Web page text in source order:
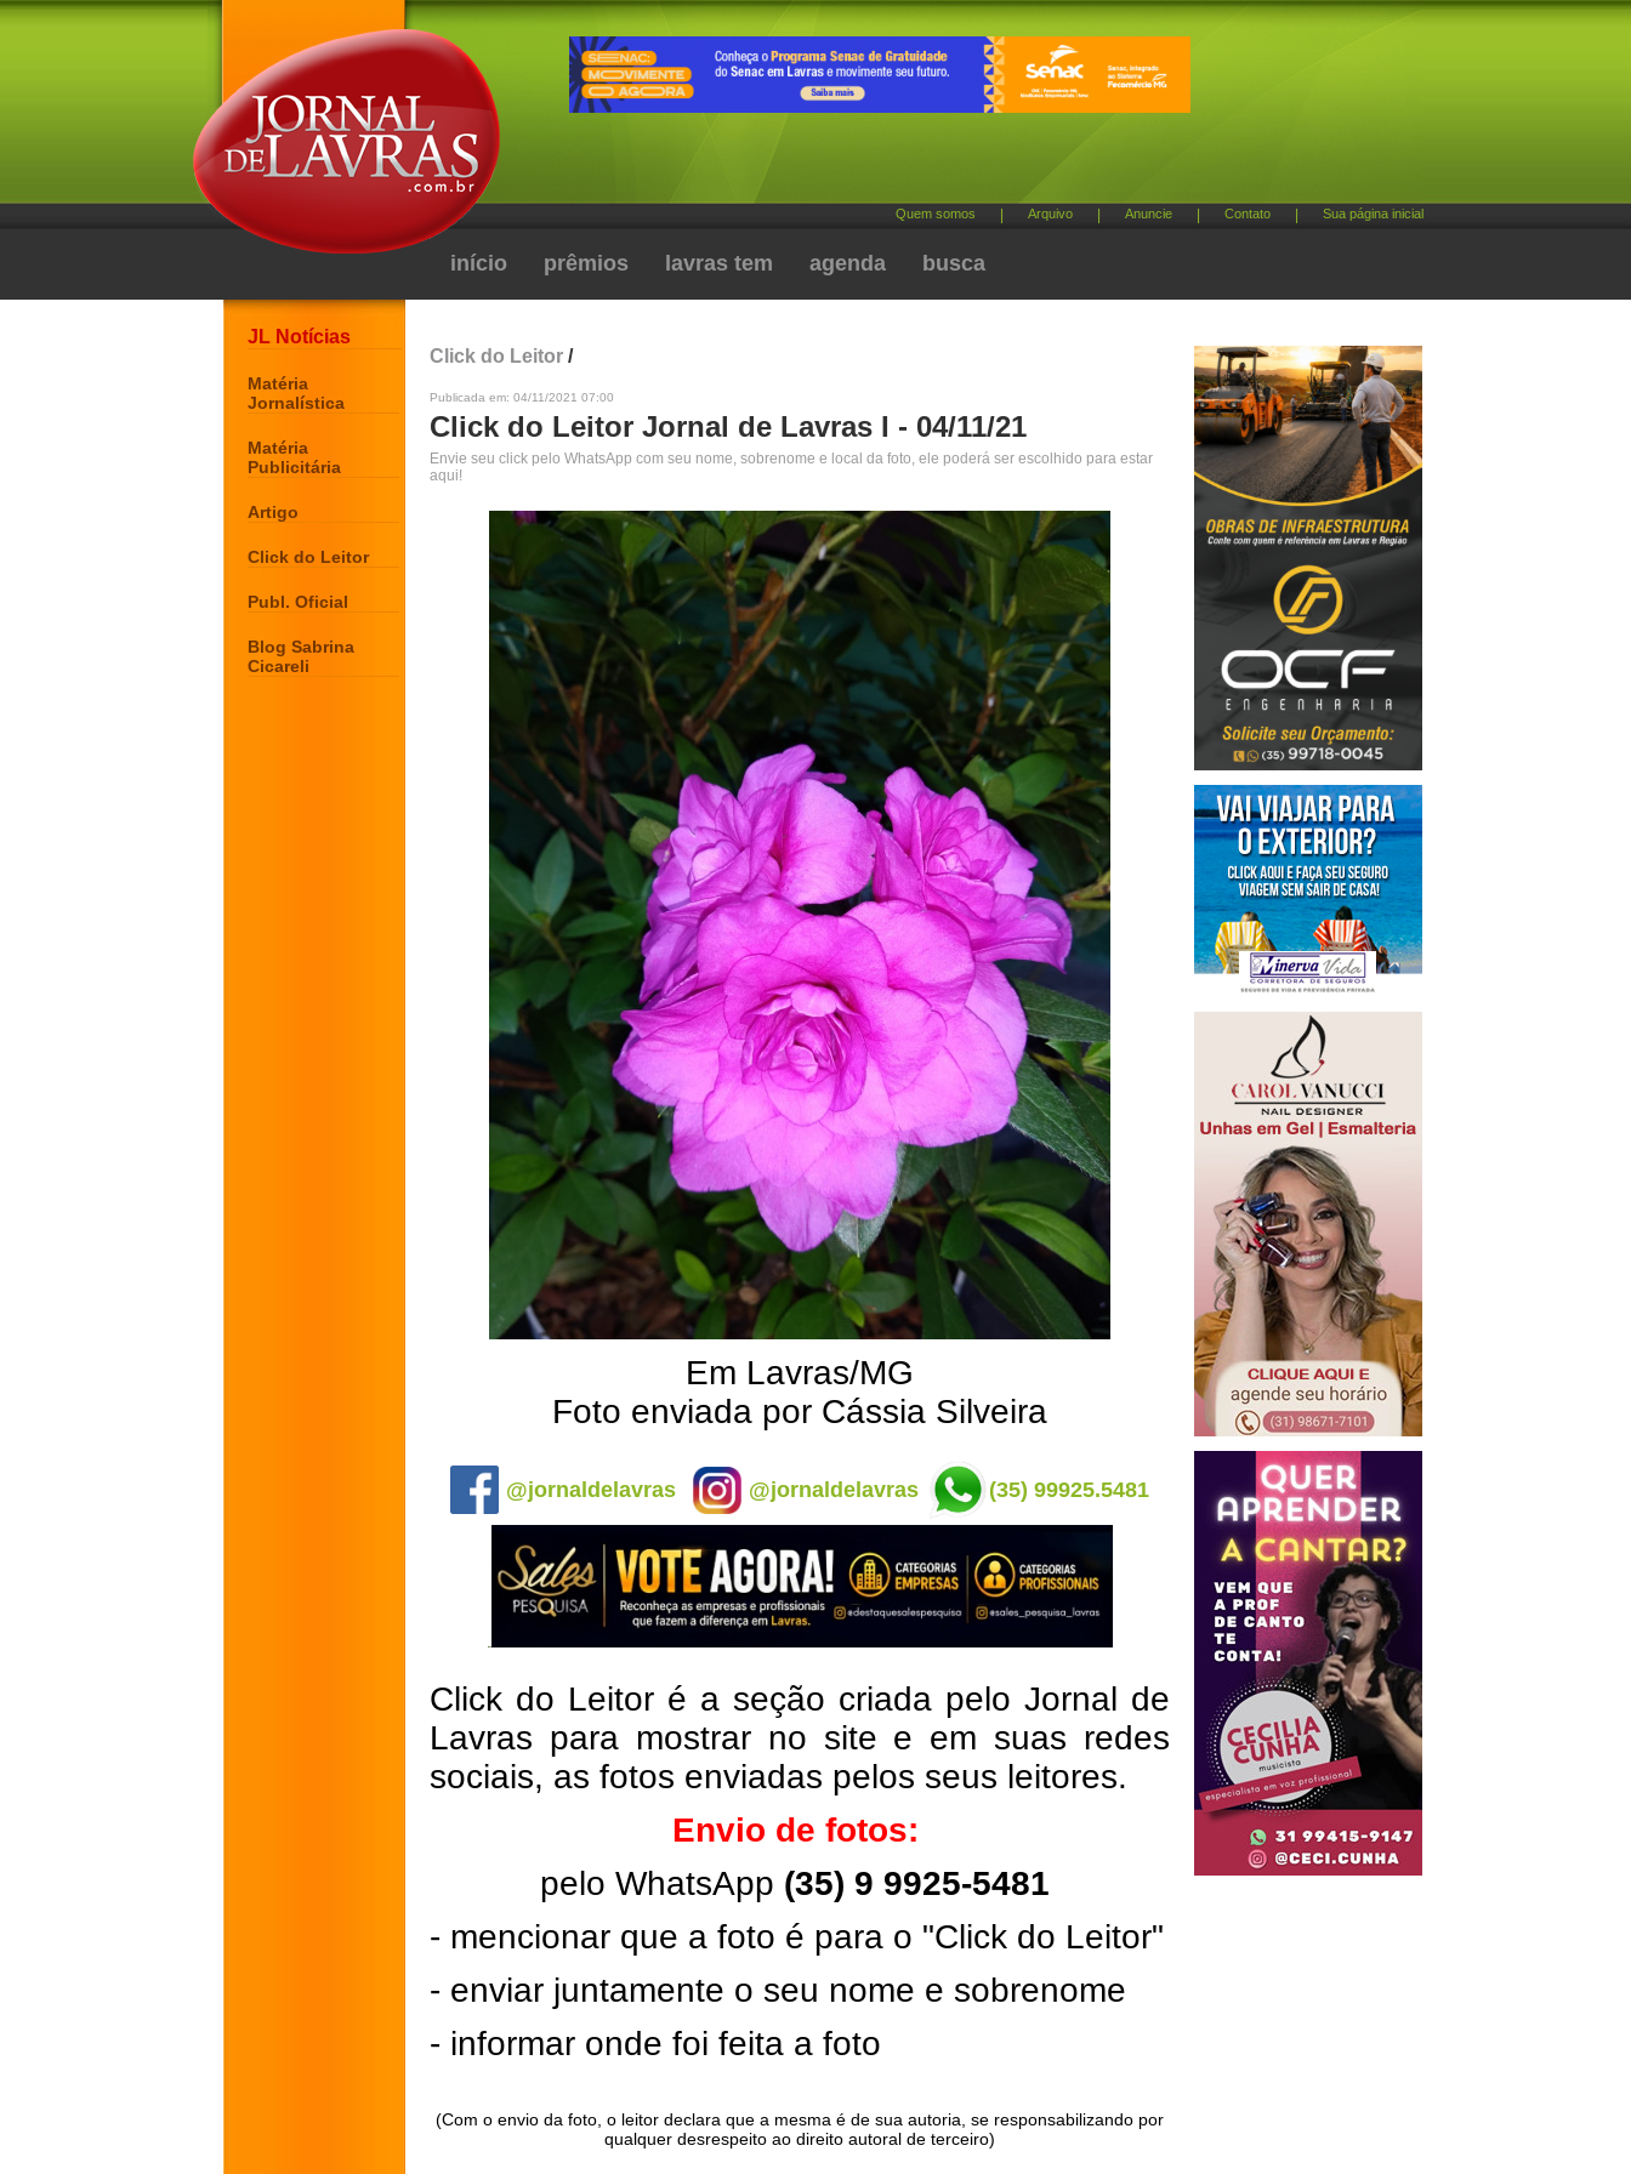
Quem somos Arquivo Anuncie Contato Sua página inicial
início prêmios lavras tem agenda busca
JL Notícias
Matéria
Jornalística
Matéria
Publicitária
Artigo
Click do Leitor
Publ. Oficial
Blog Sabrina
Cicareli
Click do Leitor /
Publicada em: 04/11/2021 07:00
Click do Leitor Jornal de Lavras I - 04/11/21
Envie seu click pelo WhatsApp com seu nome, sobrenome e local da foto, ele poderá ser escolhido para estar
aqui!
Em Lavras/MG
Foto enviada por Cássia Silveira
@jornaldelavras @jornaldelavras (35) 99925.5481
Click do Leitor é a seção criada pelo Jornal de
Lavras para mostrar no site e em suas redes
sociais, as fotos enviadas pelos seus leitores.
Envio de fotos:
pelo WhatsApp (35) 9 9925-5481
- mencionar que a foto é para o "Click do Leitor"
- enviar juntamente o seu nome e sobrenome
- informar onde foi feita a foto
(Com o envio da foto, o leitor declara que a mesma é de sua autoria, se responsabilizando por
qualquer desrespeito ao direito autoral de terceiro)